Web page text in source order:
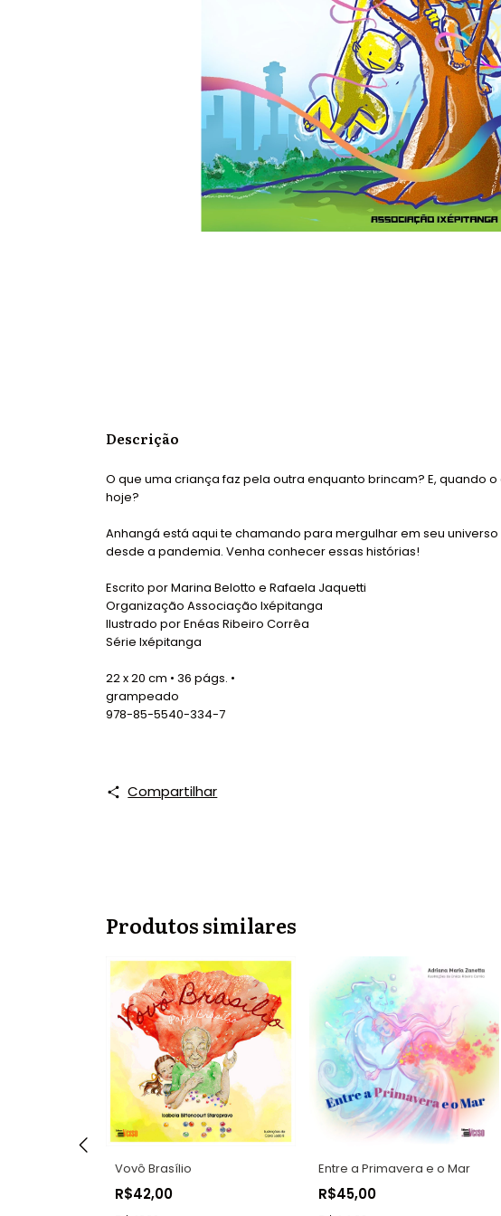
Descrição
O que uma criança faz pela outra enquanto brincam? E, quando
hoje?
Anhangá está aqui te chamando para mergulhar em seu
desde a pandemia. Venha conhecer essas histórias!
Escrito por Marina Belotto e Rafaela Jaquetti
Organização Associação Ixépitanga
Ilustrado por Enéas Ribeiro Corrêa
Série Ixépitanga
22 x 20 cm • 36 págs. •
grampeado
978-85-5540-334-7
Compartilhar
Produtos similares
Vovô Brasílio
R$42,00
Entre a Primavera e o Mar
R$45,00